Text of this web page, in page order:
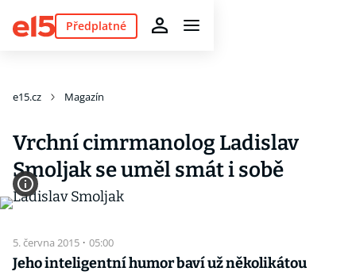
Předplatné
e15.cz Magazín
Vrchní cimrmanolog Ladislav
Smoljak se uměl smát i sobě
5. června 2015 · 05:00
Jeho inteligentní humor baví už několikátou